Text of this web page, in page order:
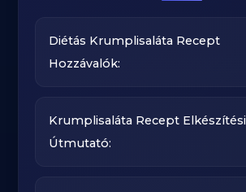
Diétás Krumplisaláta Recept
Hozzávalók:
Krumplisaláta Recept Elkészítési
Útmutató: